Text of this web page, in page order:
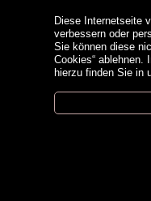
Unsere
Diese Internetseite
verbessern oder
Sie können diese
Cookies“ ablehnen.
hierzu finden Sie in